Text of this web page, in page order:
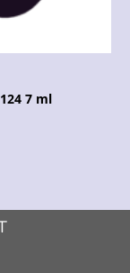
7 ml